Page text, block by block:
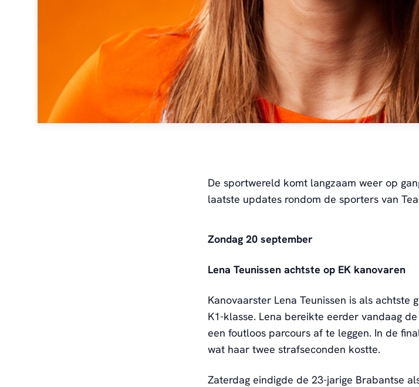
De sportwereld komt langzaam weer op
laatste updates rondom de sporters van
Zondag 20 september
Lena Teunissen achtste op EK kanovaren
Kanovaarster Lena Teunissen is als achtste
K1-klasse. Lena bereikte eerder vandaag
een foutloos parcours af te leggen. In de
wat haar twee strafseconden kostte.
Zaterdag eindigde de 23-jarige Brabantse